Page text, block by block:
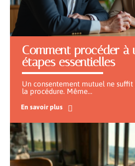
Comment procéder à
étapes essentielles
Un consentement mutuel ne
la procédure. Même…
En savoir plus